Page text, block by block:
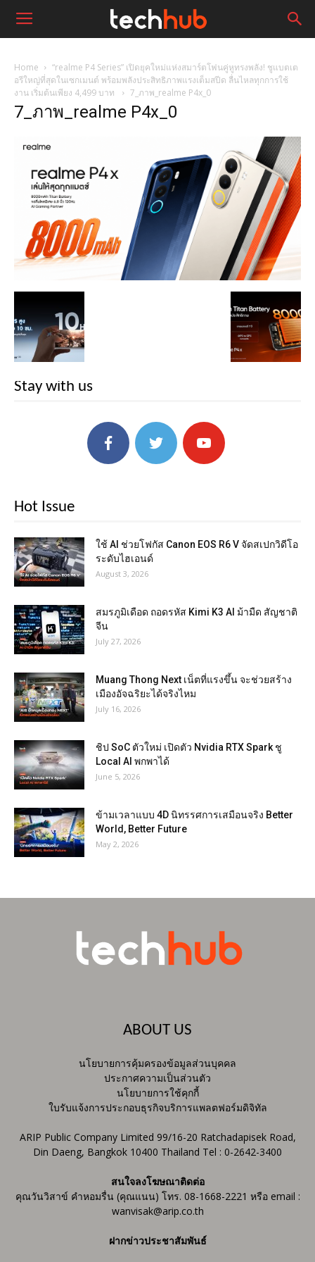
Home
“realme P4 Series” เปิดยุคใหม่แห่งสมาร์ตโฟนคู่หูทรงพลัง! ชูแบตเต
อรีใหญ่ที่สุดในเซกเมนต์ พร้อมพลังประสิทธิภาพแรงเต็มสปีด ลื่นไหลทุกการใช้
งาน เริ่มต้นเพียง 4,499 บาท
7_ภาพ_realme P4x_0
7_ภาพ_realme P4x_0
Stay with us
Hot Issue
ใช้ AI ช่วยโฟกัส Canon EOS R6 V จัดสเปกวิดีโอ
ระดับไฮเอนด์
August 3, 2026
สมรภูมิเดือด ถอดรหัส Kimi K3 AI ม้ามืด สัญชาติ
จีน
July 27, 2026
Muang Thong Next เน็ตที่แรงขึ้น จะช่วยสร้าง
เมืองอัจฉริยะได้จริงไหม
July 16, 2026
ชิป SoC ตัวใหม่ เปิดตัว Nvidia RTX Spark ชู
Local AI พกพาได้
June 5, 2026
ข้ามเวลาแบบ 4D นิทรรศการเสมือนจริง Better
World, Better Future
May 2, 2026
ABOUT US
นโยบายการคุ้มครองข้อมูลส่วนบุคคล
ประกาศความเป็นส่วนตัว
นโยบายการใช้คุกกี้
ใบรับแจ้งการประกอบธุรกิจบริการแพลตฟอร์มดิจิทัล
ARIP Public Company Limited 99/16-20 Ratchadapisek Road,
Din Daeng, Bangkok 10400 Thailand Tel : 0-2642-3400
สนใจลงโฆษณาติดต่อ
คุณวันวิสาข์ คำหอมรื่น (คุณแนน) โทร. 08-1668-2221 หรือ email :
wanvisak@arip.co.th
ฝากข่าวประชาสัมพันธ์